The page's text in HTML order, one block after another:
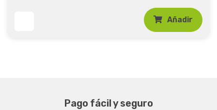
Añadir
Pago fácil y seguro